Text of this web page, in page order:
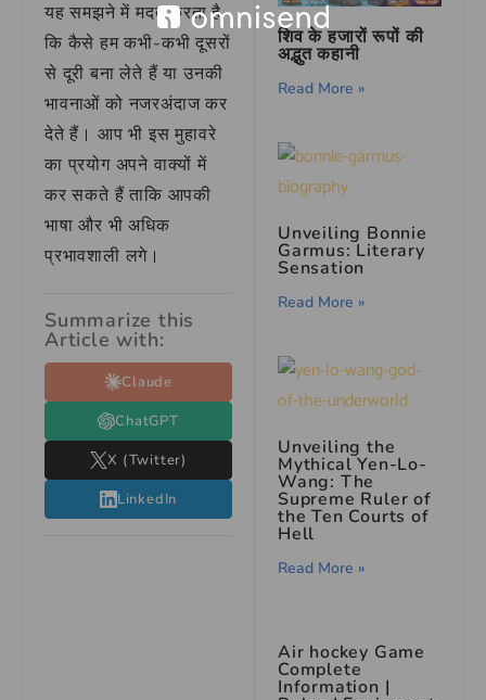
यह समझने में मदद करता है
कि कैसे हम कभी-कभी दूसरों
से दूरी बना लेते हैं या उनकी
भावनाओं को नजरअंदाज कर
देते हैं। आप भी इस मुहावरे
का प्रयोग अपने वाक्यों में
कर सकते हैं ताकि आपकी
भाषा और भी अधिक
प्रभावशाली लगे।
Summarize this
Article with:
Claude
ChatGPT
X (Twitter)
LinkedIn
शिव के हजारों रूपों की
अद्भुत कहानी
Read More »
Unveiling Bonnie
Garmus: Literary
Sensation
Read More »
Unveiling the
Mythical Yen-Lo-
Wang: The
Supreme Ruler of
the Ten Courts of
Hell
Read More »
Air hockey Game
Complete
Information |